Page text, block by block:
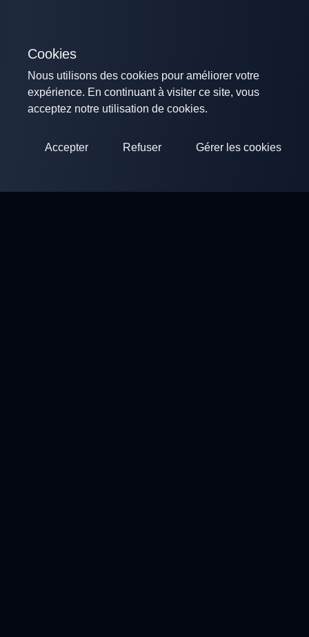
Cookies
Nous utilisons des cookies pour améliorer votre
expérience. En continuant à visiter ce site, vous
acceptez notre utilisation de cookies.
Accepter Refuser Gérer les cookies